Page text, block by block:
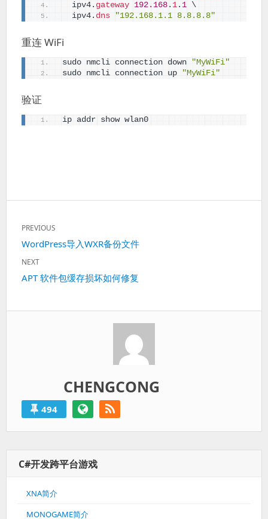
  ipv4.
gateway 192.168 . 1 . 1 \
  ipv4.
dns "192.168.1.1 8.8.8.8"
重连 WiFi
sudo nmcli connection down
"MyWiFi"
sudo nmcli connection up
"MyWiFi"
验证
ip addr show wlan0
文
章
导
航
PREVIOUS
Previous
post:
WordPress导入WXR备份文件
NEXT
Next
APT 软件包缓存损坏如何修复
CHENGCONG
494
C#开发跨平台游戏
XNA简介
MONOGAME简介